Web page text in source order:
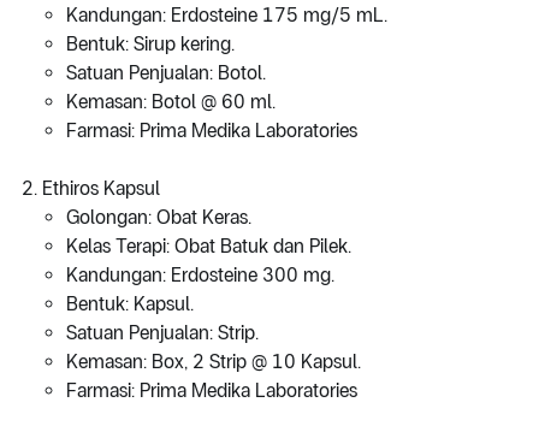
Kandungan: Erdosteine 175 mg/5 mL.
Bentuk: Sirup kering.
Satuan Penjualan: Botol.
Kemasan: Botol @ 60 ml.
Farmasi: Prima Medika Laboratories
Ethiros Kapsul
Golongan: Obat Keras.
Kelas Terapi: Obat Batuk dan Pilek.
Kandungan: Erdosteine 300 mg.
Bentuk: Kapsul.
Satuan Penjualan: Strip.
Kemasan: Box, 2 Strip @ 10 Kapsul.
Farmasi: Prima Medika Laboratories